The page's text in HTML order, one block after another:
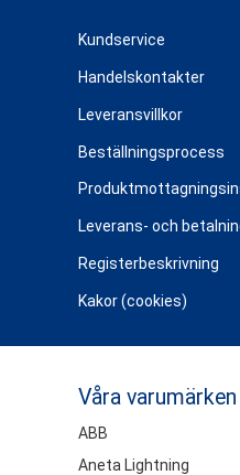
Kundservice
Handelskontakter
Leveransvillkor
Beställningsprocess
Leverans- och
Registerbeskrivning
Kakor (cookies)
Våra varumärken
ABB
Aneta Lightning